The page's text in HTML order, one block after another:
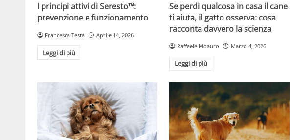
I principi attivi di Seresto™:
prevenzione e funzionamento
Francesca Testa Aprile 14, 2026
Leggi di più
Se perdi qualcosa in casa il cane
ti aiuta, il gatto osserva: cosa
racconta davvero la scienza
Raffaele Moauro Marzo 4, 2026
Leggi di più